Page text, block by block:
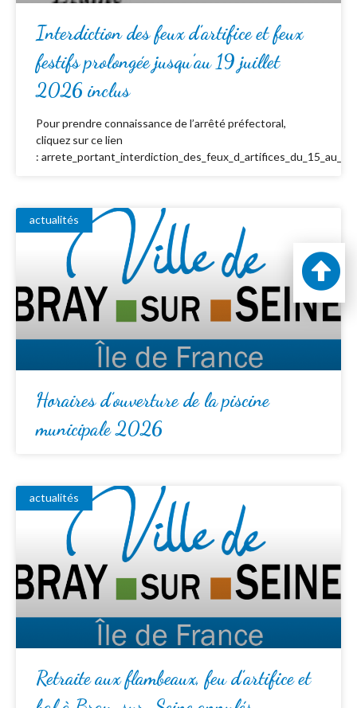
Interdiction des feux d’artifice et feux
festifs prolongée jusqu’au 19 juillet
2026 inclus
Pour prendre connaissance de l’arrêté préfectoral,
cliquez sur ce lien
:
actualités
Horaires d’ouverture de la piscine
municipale 2026
actualités
Retraite aux flambeaux, feu d’artifice et